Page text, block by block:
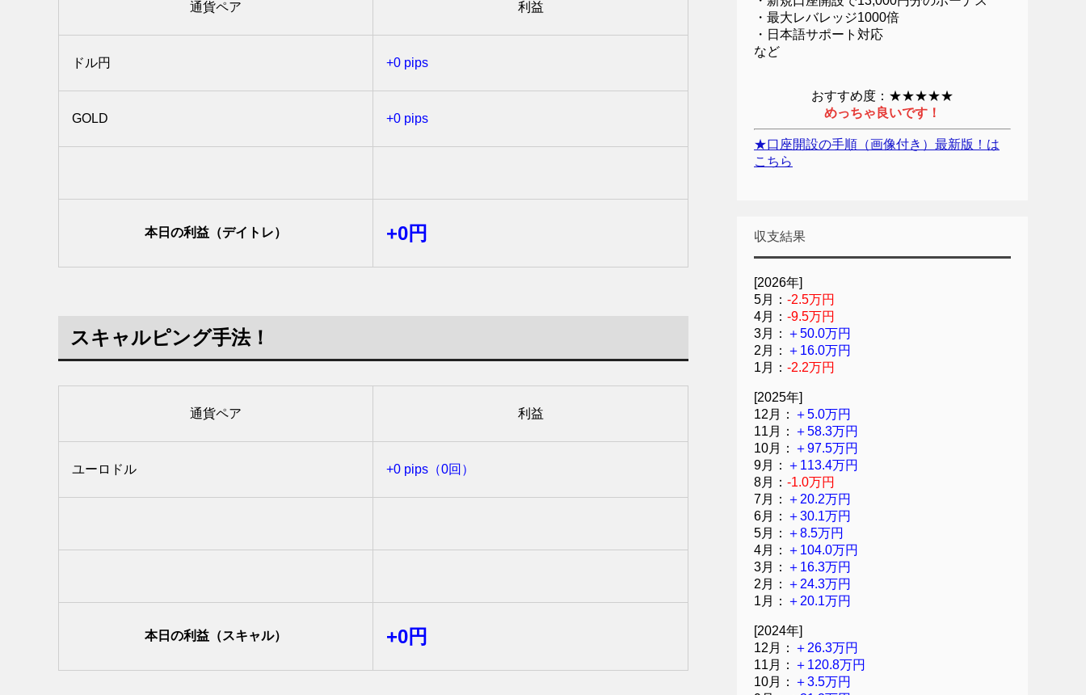
通貨ペア 利益
ドル円 +0 pips
GOLD +0 pips
本日の利益（デイトレ） +0円
スキャルピング手法！
通貨ペア 利益
ユーロドル +0 pips（0回）
本日の利益（スキャル） +0円
・最大レバレッジ1000倍
・日本語サポート対応
など
おすすめ度：★★★★★
めっちゃ良いです！
★口座開設の手順（画像付き）最新版！は
こちら
収支結果
[2026年]
5月： -2.5万円
4月： -9.5万円
3月： ＋50.0万円
2月： ＋16.0万円
1月： -2.2万円
[2025年]
12月： ＋5.0万円
11月： ＋58.3万円
10月： ＋97.5万円
9月： ＋113.4万円
8月： -1.0万円
7月： ＋20.2万円
6月： ＋30.1万円
5月： ＋8.5万円
4月： ＋104.0万円
3月： ＋16.3万円
2月： ＋24.3万円
1月： ＋20.1万円
[2024年]
12月： ＋26.3万円
11月： ＋120.8万円
10月： ＋3.5万円